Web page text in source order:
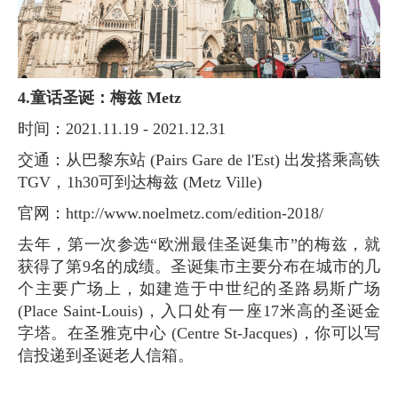
4.童话圣诞：梅兹 Metz
时间：2021.11.19 - 2021.12.31
交通：从巴黎东站 (Pairs Gare de l'Est) 出发搭乘高铁
TGV，1h30可到达梅兹 (Metz Ville)
官网：http://www.noelmetz.com/edition-2018/
去年，第一次参选“欧洲最佳圣诞集市”的梅兹，就
获得了第9名的成绩。圣诞集市主要分布在城市的几
个主要广场上，如建造于中世纪的圣路易斯广场
(Place Saint-Louis)，入口处有一座17米高的圣诞金
字塔。在圣雅克中心 (Centre St-Jacques)，你可以写
信投递到圣诞老人信箱。